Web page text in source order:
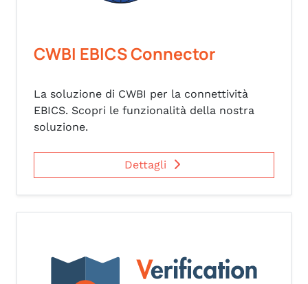
CWBI EBICS Connector
La soluzione di CWBI per la connettività
EBICS. Scopri le funzionalità della nostra
soluzione.
Dettagli